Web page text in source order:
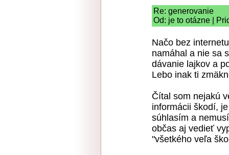
Re: generovanie
Od: je to otázne |
Načo bez
namáhal a nie sa
dávanie lajkov a
Lebo inak ti
Čítal som nejakú
informácii škodí,
súhlasím a
občas aj vedieť
"všetkého veľa